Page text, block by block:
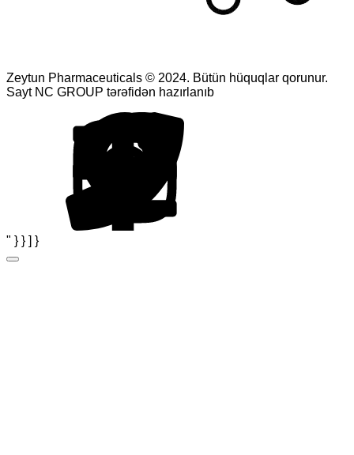
Zeytun Pharmaceuticals © 2024. Bütün hüquqlar qorunur.
Sayt NC GROUP tərəfidən hazırlanıb
" } } ] }